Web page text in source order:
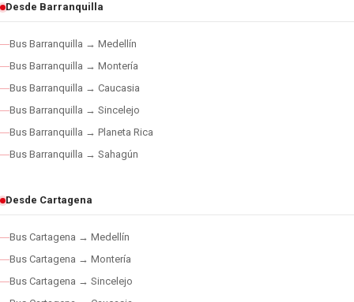
Desde Barranquilla
Bus Barranquilla → Medellín
Bus Barranquilla → Montería
Bus Barranquilla → Caucasia
Bus Barranquilla → Sincelejo
Bus Barranquilla → Planeta Rica
Bus Barranquilla → Sahagún
Desde Cartagena
Bus Cartagena → Medellín
Bus Cartagena → Montería
Bus Cartagena → Sincelejo